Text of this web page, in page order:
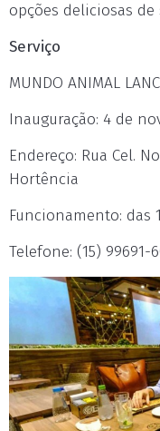
opções deliciosas de
Serviço
MUNDO ANIMAL
Inauguração: 4 de
Endereço: Rua Cel.
Hortência
Funcionamento: das
Telefone: (15) 99691-